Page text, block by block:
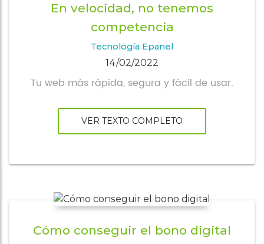
En velocidad, no tenemos
competencia
Tecnología Epanel
14/02/2022
Tu web más rápida, segura y fácil de usar.
VER TEXTO COMPLETO
Cómo conseguir el bono digital